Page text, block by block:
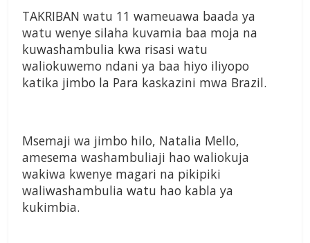
TAKRIBAN watu 11 wameuawa baada ya
watu wenye silaha kuvamia baa moja na
kuwashambulia kwa risasi watu
waliokuwemo ndani ya baa hiyo iliyopo
katika jimbo la Para kaskazini mwa Brazil.
Msemaji wa jimbo hilo, Natalia Mello,
amesema washambuliaji hao waliokuja
wakiwa kwenye magari na pikipiki
waliwashambulia watu hao kabla ya
kukimbia.